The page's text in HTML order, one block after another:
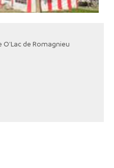
O'Lac de Romagnieu